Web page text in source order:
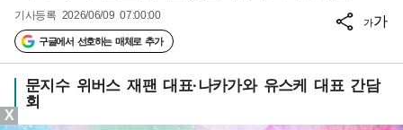
기사등록 2026/06/09 07:00:00
구글에서 선호하는 매체로 추가
가가
문지수 위버스 재팬 대표·나카가와 유스케 대표 간담
회
X